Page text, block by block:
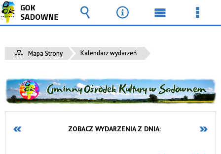
Mapa Strony Kalendarz wydarzeń
ZOBACZ WYDARZENIA Z DNIA:
Wyszukiwarka
Narzędzia
Menu